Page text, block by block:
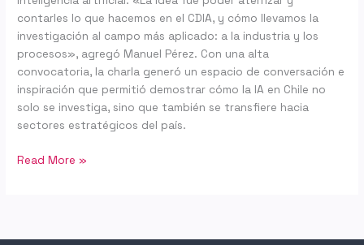
contarles lo que hacemos en el CDIA, y cómo llevamos la
investigación al campo más aplicado: a la industria y los
procesos», agregó Manuel Pérez. Con una alta
convocatoria, la charla generó un espacio de conversación e
inspiración que permitió demostrar cómo la IA en Chile no
solo se investiga, sino que también se transfiere hacia
sectores estratégicos del país.
Read More »